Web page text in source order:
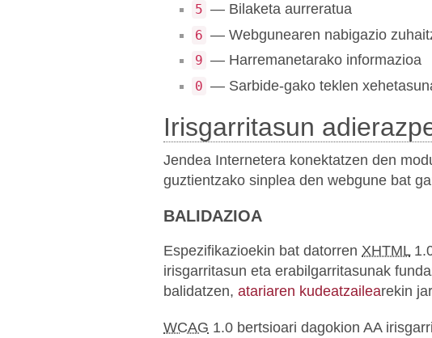
5 — Bilaketa aurreratua
6 — Webgunearen nabigazio
9 — Harremanetarako informazioa
0 — Sarbide-gako teklen
Irisgarritasun
Jendea Internetera konektatzen den
guztientzako sinplea den webgune bat
BALIDAZIOA
Espezifikazioekin bat datorren XHTML
irisgarritasun eta erabilgarritasunak
balidatzen, atariaren kudeatzailearekin
WCAG 1.0 bertsioari dagokion AA